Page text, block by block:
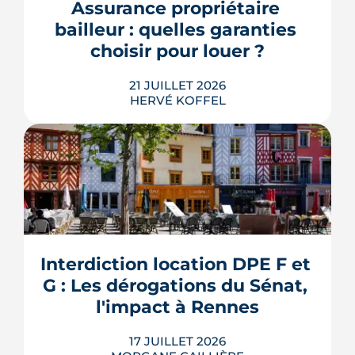
bureaux et logements de fonction
pourraient à terme changer de mains,
sans que la liste ni le calendrier s...
LIRE L'ARTICLE
Assurance propriétaire
bailleur : quelles garanties
choisir pour louer ?
21 JUILLET 2026
HERVÉ KOFFEL
Louer, c'est aussi assurer. Entre
l'obligation légale, les garanties utiles
et les options commerciales, ce guide
bien sans payer pour rien.
LIRE L'ARTICLE
Interdiction location DPE F et
G : Les dérogations du Sénat,
l'impact à Rennes
17 JUILLET 2026